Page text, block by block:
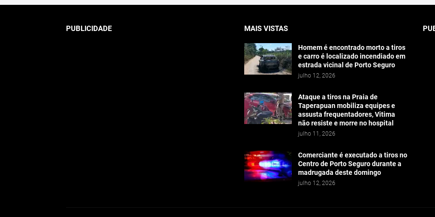
PUBLICIDADE MAIS VISTAS
Homem é encontrado morto a tiros
e carro é localizado incendiado em
estrada vicinal de Porto Seguro
julho 12, 2026
Ataque a tiros na Praia de
Taperapuan mobiliza equipes e
assusta frequentadores, Vitima
não resiste e morre no hospital
julho 11, 2026
Comerciante é executado a tiros no
Centro de Porto Seguro durante a
madrugada deste domingo
julho 12, 2026